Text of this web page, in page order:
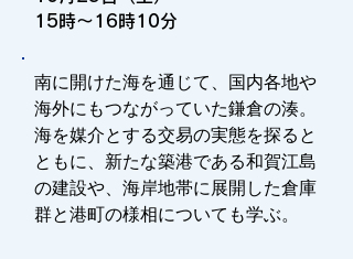
15時～16時10分
南に開けた海を通じて、国内各地や
海外にもつながっていた鎌倉の湊。
海を媒介とする交易の実態を探ると
ともに、新たな築港である和賀江島
の建設や、海岸地帯に展開した倉庫
群と港町の様相についても学ぶ。